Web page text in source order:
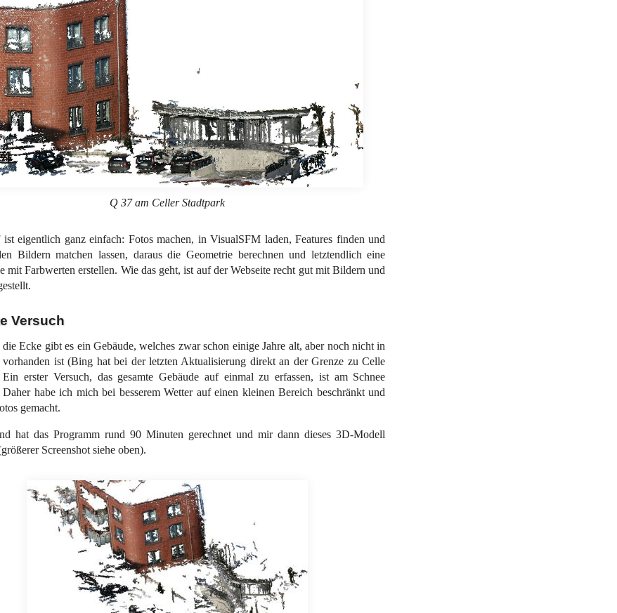
Q 37 am Celler Stadtpark
eigentlich ganz einfach: Fotos machen, in VisualSFM laden, Features finden und
Bildern matchen lassen, daraus die Geometrie berechnen und letztendlich eine
mit Farbwerten erstellen. Wie das geht, ist auf der Webseite recht gut mit Bildern und
Versuch
Ecke gibt es ein Gebäude, welches zwar schon einige Jahre alt, aber noch nicht in
ist (Bing hat bei der letzten Aktualisierung direkt an der Grenze zu Celle
Ein erster Versuch, das gesamte Gebäude auf einmal zu erfassen, ist am Schnee
Daher habe ich mich bei besserem Wetter auf einen kleinen Bereich beschränkt und
gemacht.
hat das Programm rund 90 Minuten gerechnet und mir dann dieses 3D-Modell
Screenshot siehe oben).